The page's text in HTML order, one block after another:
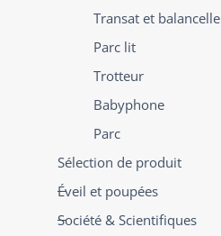
Transat et balancelle
Parc lit
Trotteur
Babyphone
Parc
Sélection de produit
Éveil et poupées
Société & Scientifiques